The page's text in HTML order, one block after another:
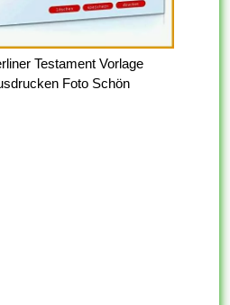
Testament Vorlage
Foto Schön